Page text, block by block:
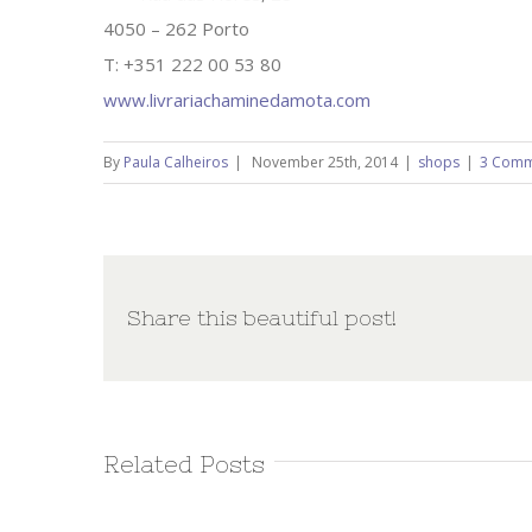
4050 – 262 Porto
T: +351 222 00 53 80
www.livrariachaminedamota.com
By Paula Calheiros | November 25th, 2014 | shops | 3
Share this beautiful post!
Related Posts